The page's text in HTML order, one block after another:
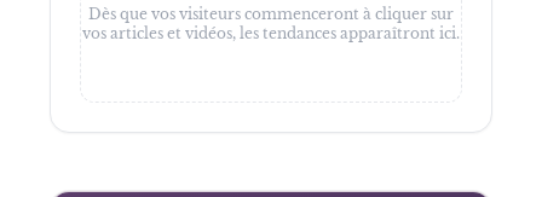
Dès que vos visiteurs commenceront à cliquer sur
vos articles et vidéos, les tendances apparaîtront ici.